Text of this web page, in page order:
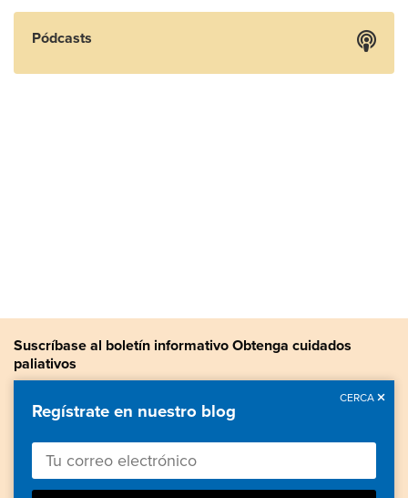
Pódcasts
Suscríbase al boletín informativo Obtenga cuidados
paliativos
Manténgase actualizado con noticias sobre cuidados paliativos,
información valiosa, historias de pacientes y más.
Regístrate en nuestro blog
CERCA